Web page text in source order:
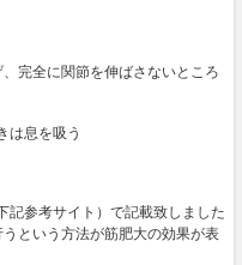
完全に関節を伸ばさないところ
は息を吸う
記参考サイト）で記載致しました
という方法が筋肥大の効果が表